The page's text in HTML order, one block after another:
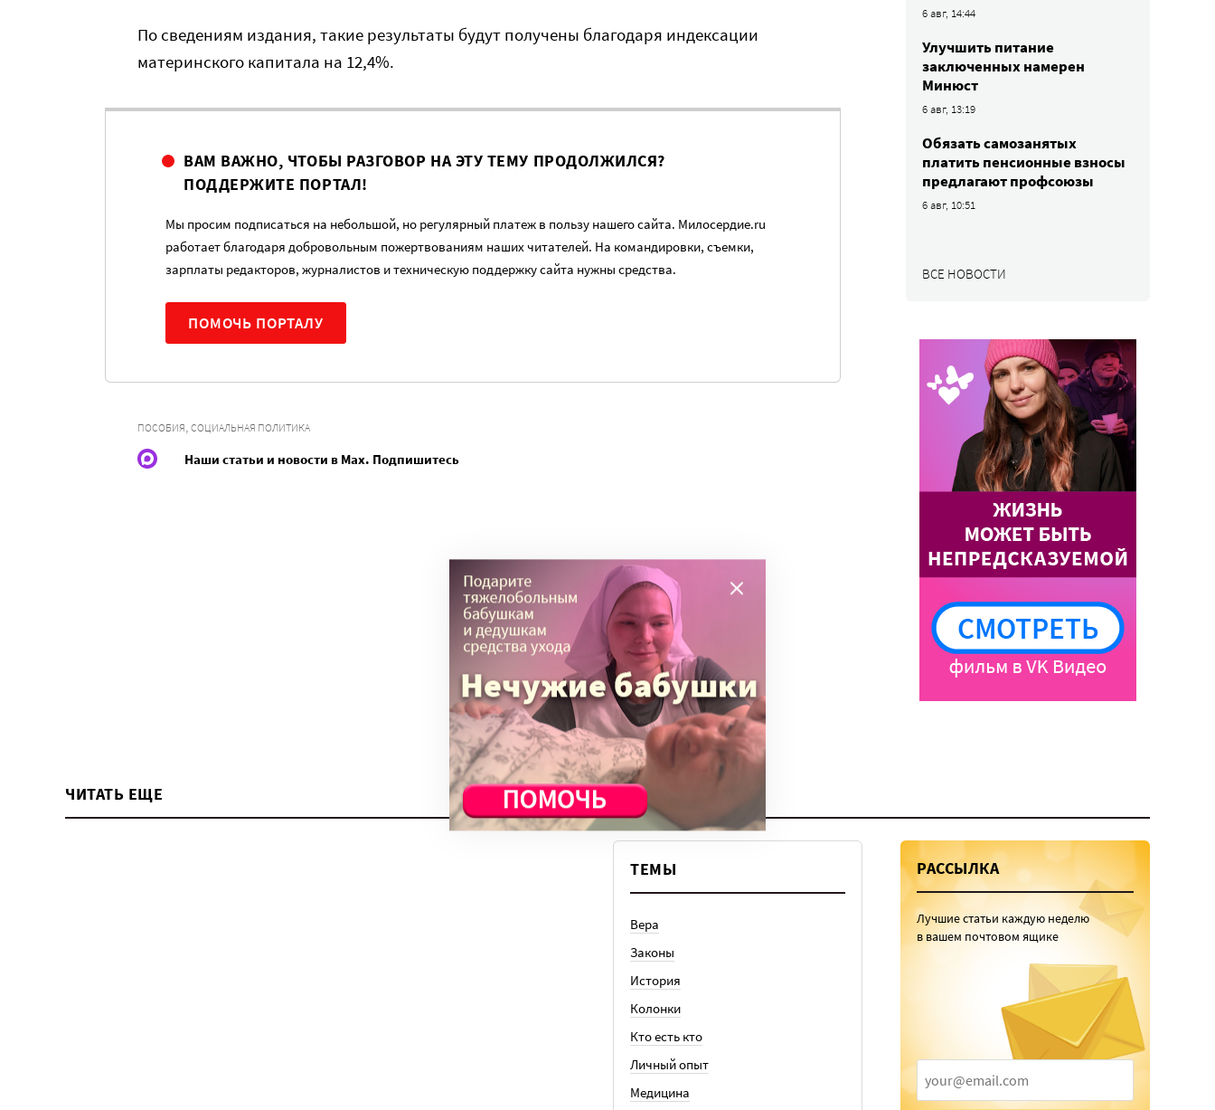
По сведениям издания, такие результаты будут получены благодаря индексации
материнского капитала на 12,4%.
ВАМ ВАЖНО, ЧТОБЫ РАЗГОВОР НА ЭТУ ТЕМУ ПРОДОЛЖИЛСЯ?
ПОДДЕРЖИТЕ ПОРТАЛ!
Мы просим подписаться на небольшой, но регулярный платеж в пользу нашего сайта. Милосердие.ru
работает благодаря добровольным пожертвованиям наших читателей. На командировки, съемки,
зарплаты редакторов, журналистов и техническую поддержку сайта нужны средства.
ПОМОЧЬ ПОРТАЛУ
ПОСОБИЯ, СОЦИАЛЬНАЯ ПОЛИТИКА
Наши статьи и новости в Max. Подпишитесь
6 авг, 14:44
Улучшить питание
заключенных намерен
Минюст
6 авг, 13:19
Обязать самозанятых
платить пенсионные взносы
предлагают профсоюзы
6 авг, 10:51
ВСЕ НОВОСТИ
ЧИТАТЬ ЕЩЕ
ТЕМЫ
Вера
Законы
История
Колонки
Кто есть кто
Личный опыт
Медицина
РАССЫЛКА
Лучшие статьи каждую неделю
в вашем почтовом ящике